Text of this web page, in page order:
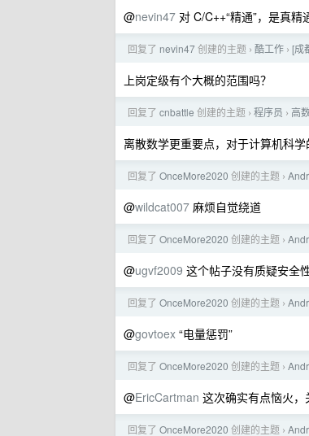
@nevin47 对 C/C++“精通”，是真
回复了 nevin47创建的主题 › 酷工作 › [成
上岗定级有个大概的范围吗？
回复了 cnbattle 创建的主题 › 程序员 › 高
离散数学更重要点，对于计算机科学
回复了 OnceMore2020 创建的主题 ›
@wildcat007 麻烦自觉绕道
回复了 OnceMore2020 创建的主题 ›
@ugvf2009 这个帖子没有质疑安全
回复了 OnceMore2020 创建的主题 ›
@govtoex “电量惩罚”
回复了 OnceMore2020 创建的主题 ›
@EricCartman 这次确实有点恼火
回复了 OnceMore2020 创建的主题 ›